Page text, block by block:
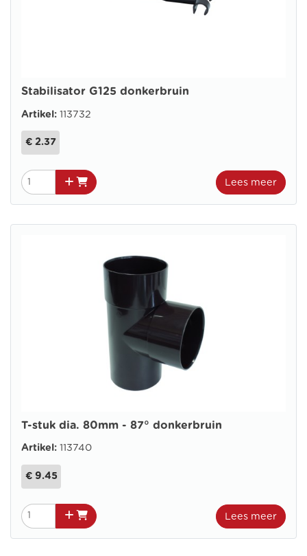
Stabilisator G125 donkerbruin
Artikel: 113732
€ 2.37
Lees meer
T-stuk dia. 80mm - 87° donkerbruin
Artikel: 113740
€ 9.45
Lees meer